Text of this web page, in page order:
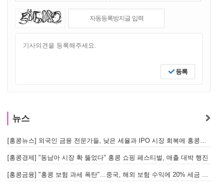
등록
뉴스
[홍콩경제] "동남아 시장 확 뚫었다" 홍콩 쇼핑 페스티벌, 매출 대박 행진